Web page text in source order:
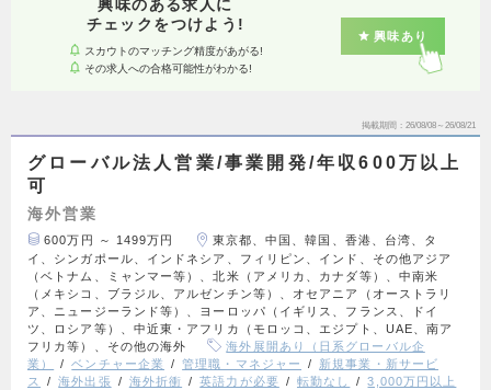
興味のある求人に
チェックをつけよう!
スカウトのマッチング精度があがる!
その求人への合格可能性がわかる!
興味あり
掲載期間 26/08/08～26/08/21
グローバル法人営業/事業開発/年収600万以上
可
海外営業
600万円 ～ 1499万円
東京都、中国、韓国、香港、台湾、タ
イ、シンガポール、インドネシア、フィリピン、インド、その他アジア
（ベトナム、ミャンマー等）、北米（アメリカ、カナダ等）、中南米
（メキシコ、ブラジル、アルゼンチン等）、オセアニア（オーストラリ
ア、ニュージーランド等）、ヨーロッパ（イギリス、フランス、ドイ
ツ、ロシア等）、中近東・アフリカ（モロッコ、エジプト、UAE、南ア
フリカ等）、その他の海外
海外展開あり（日系グローバル企
業）
ベンチャー企業 管理職・マネジャー
新規事業・新サービ
ス
海外出張 海外折衝 英語力が必要 転勤なし
3,000万円以上